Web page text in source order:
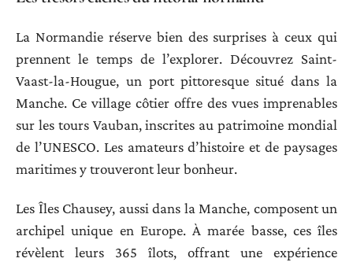
La Normandie réserve bien des surprises à ceux qui
prennent le temps de l’explorer. Découvrez Saint-
Vaast-la-Hougue, un port pittoresque situé dans la
Manche. Ce village côtier offre des vues imprenables
sur les tours Vauban, inscrites au patrimoine mondial
de l’UNESCO. Les amateurs d’histoire et de paysages
maritimes y trouveront leur bonheur.
Les Îles Chausey, aussi dans la Manche, composent un
archipel unique en Europe. À marée basse, ces îles
révèlent leurs 365 îlots, offrant une expérience